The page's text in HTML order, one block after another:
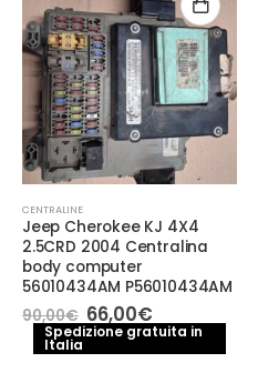
CENTRALINE
Jeep Cherokee KJ 4X4
2.5CRD 2004 Centralina
body computer
56010434AM P56010434AM
90,00€ Il
prezzo
originale
66,00€Il
prezzo
attuale
Spedizione gratuita in
Italia